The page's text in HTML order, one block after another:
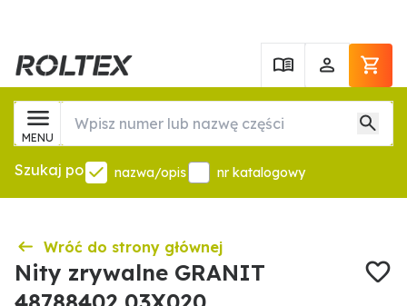
MENU
Szukaj po nazwa/opis nr katalogowy
Wróć do strony głównej
Nity zrywalne GRANIT